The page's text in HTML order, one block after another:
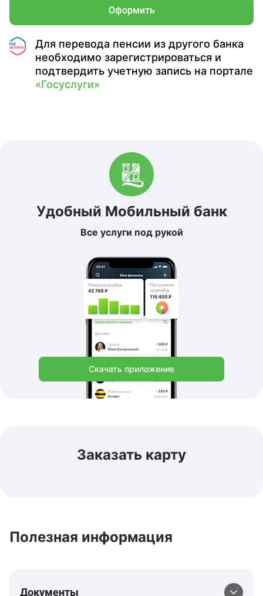
Оформить
Для перевода пенсии из другого банка
необходимо зарегистрироваться и
подтвердить учетную запись на портале
«Госуслуги»
Удобный Мобильный банк
Все услуги под рукой
Скачать приложение
Заказать карту
Полезная информация
Документы